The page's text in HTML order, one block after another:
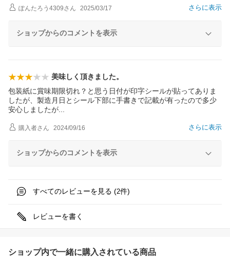
さらに表示
ぽんたろう4309さん 2025/03/17
ショップからのコメントを表示
美味しく頂きました。
包装紙に賞味期限切れ？と思う日付が印字シールが貼ってありま
したが、製造月日とシール下部に手書きで記載が有ったので多少
安心しましたが
さらに表示
購入者さん 2024/09/16
ショップからのコメントを表示
すべてのレビューを見る (2件)
レビューを書く
ショップ内で一緒に購入されている商品